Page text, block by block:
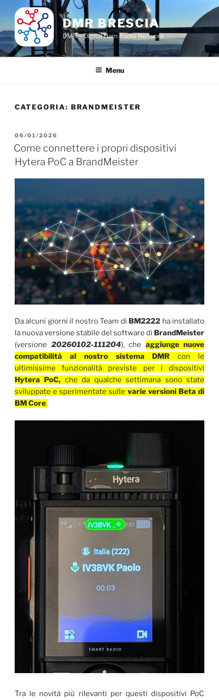
contenuto
DMR BRESCIA
DMR – Digital Ham Radio Network
Menu
CATEGORIA: BRANDMEISTER
PUBBLICATO
IL
06/01/2026
Come connettere i propri dispositivi
Hytera PoC a BrandMeister
Da alcuni giorni il nostro Team di BM2222 ha installato
la nuova versione stabile del software di BrandMeister
(versione 20260102-111204), che aggiunge nuove
compatibilità al nostro sistema DMR con le
ultimissime funzionalità previste per i dispositivi
Hytera PoC, che da qualche settimana sono state
sviluppate e sperimentate sulle varie versioni Beta di
BM Core.
Tra le novità più rilevanti per questi dispositivi PoC